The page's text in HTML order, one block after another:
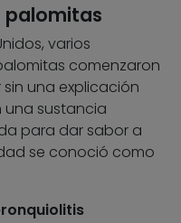
palomitas
varios
comenzaron
una explicación
una sustancia
para dar sabor a
se conoció como